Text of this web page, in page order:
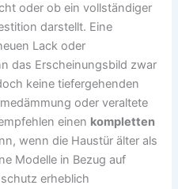
oder ob ein vollständiger
darstellt. Eine
Lack oder
das Erscheinungsbild zwar
keine tiefergehenden
oder veraltete
einen kompletten
wenn die Haustür älter als
Modelle in Bezug auf
erheblich